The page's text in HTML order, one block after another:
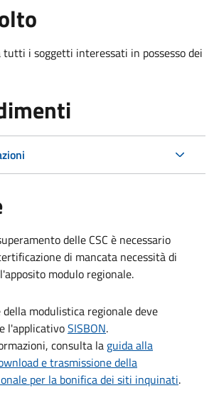
i soggetti interessati in possesso dei
delle CSC è necessario
di mancata necessità di
modulo regionale.
della modulistica regionale deve
l'applicativoSISBON.
consulta la guida alla
e trasmissione della
per la bonifica dei siti inquinati.